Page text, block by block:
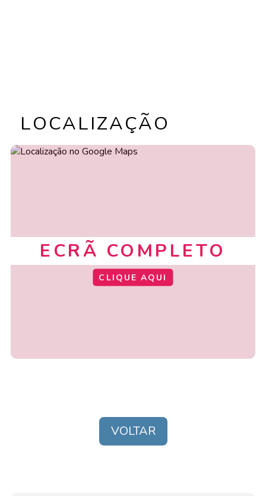
LOCALIZAÇÃO
ECRÃ COMPLETO
CLIQUE AQUI
VOLTAR